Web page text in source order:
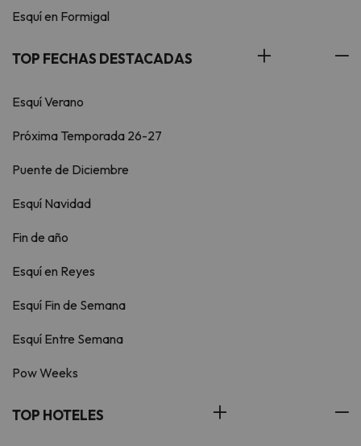
Esquí en Formigal
TOP FECHAS DESTACADAS
Esquí Verano
Próxima Temporada 26-27
Puente de Diciembre
Esquí Navidad
Fin de año
Esquí en Reyes
Esquí Fin de Semana
Esquí Entre Semana
Pow Weeks
TOP HOTELES